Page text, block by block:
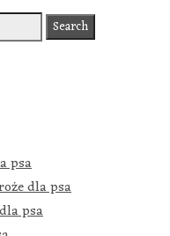
Search
psa
dla psa
psa